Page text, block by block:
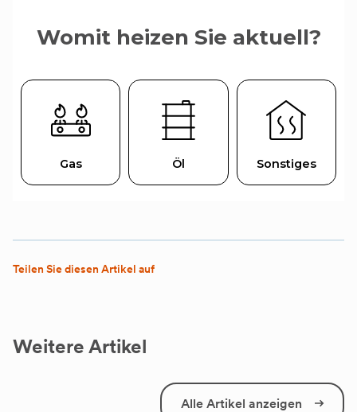
Teilen Sie diesen Artikel auf
Weitere Artikel
Alle Artikel anzeigen